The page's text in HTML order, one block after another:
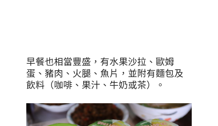
早餐也相當豐盛，有水果沙拉、歐姆
蛋、豬肉、火腿、魚片，並附有麵包及
飲料（咖啡、果汁、牛奶或茶）。